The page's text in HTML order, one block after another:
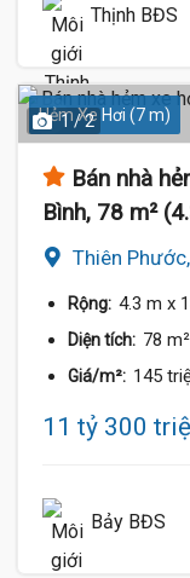
Thịnh BĐS
Hẻm Xe Hơi (7 m)
1 / 2
Bán nhà
Bình, 78 m²
Thiên
Rộng: 4.3 m x
Diện tích: 78 m²
Giá/m²: 145
11 tỷ 300
Bảy BĐS